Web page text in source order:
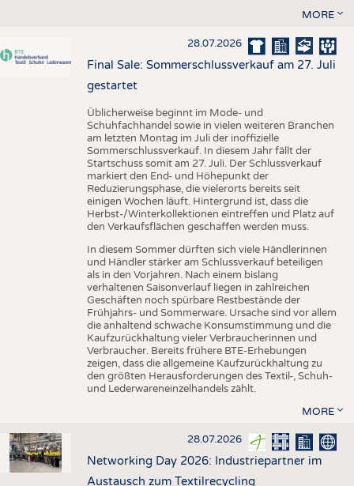
MORE
28.07.2026
Final Sale: Sommerschlussverkauf am 27. Juli
gestartet
Üblicherweise beginnt im Mode- und
Schuhfachhandel sowie in vielen weiteren Branchen
am letzten Montag im Juli der inoffizielle
Sommerschlussverkauf. In diesem Jahr fällt der
Startschuss somit am 27. Juli. Der Schlussverkauf
markiert den End- und Höhepunkt der
Reduzierungsphase, die vielerorts bereits seit
einigen Wochen läuft. Hintergrund ist, dass die
Herbst-/Winterkollektionen eintreffen und Platz auf
den Verkaufsflächen geschaffen werden muss.
In diesem Sommer dürften sich viele Händlerinnen
und Händler stärker am Schlussverkauf beteiligen
als in den Vorjahren. Nach einem bislang
verhaltenen Saisonverlauf liegen in zahlreichen
Geschäften noch spürbare Restbestände der
Frühjahrs- und Sommerware. Ursache sind vor allem
die anhaltend schwache Konsumstimmung und die
Kaufzurückhaltung vieler Verbraucherinnen und
Verbraucher. Bereits frühere BTE-Erhebungen
zeigen, dass die allgemeine Kaufzurückhaltung zu
den größten Herausforderungen des Textil-, Schuh-
und Lederwareneinzelhandels zählt.
MORE
28.07.2026
Networking Day 2026: Industriepartner im
Austausch zum Textilrecycling